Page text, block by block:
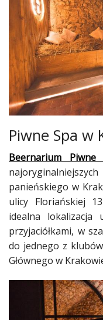
Piwne Spa w
Beernarium Piwne
panieńskiego w
ulicy Floriańskiej
idealna lokalizacja
przyjaciółkami, w
do jednego z
Głównego w